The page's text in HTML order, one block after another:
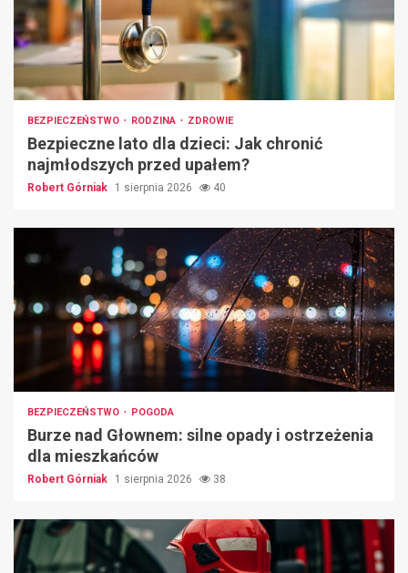
BEZPIECZEŃSTWO RODZINA ZDROWIE
Bezpieczne lato dla dzieci: Jak chronić
najmłodszych przed upałem?
Robert Górniak 1 sierpnia 2026 40
BEZPIECZEŃSTWO POGODA
Burze nad Głownem: silne opady i ostrzeżenia
dla mieszkańców
Robert Górniak 1 sierpnia 2026 38